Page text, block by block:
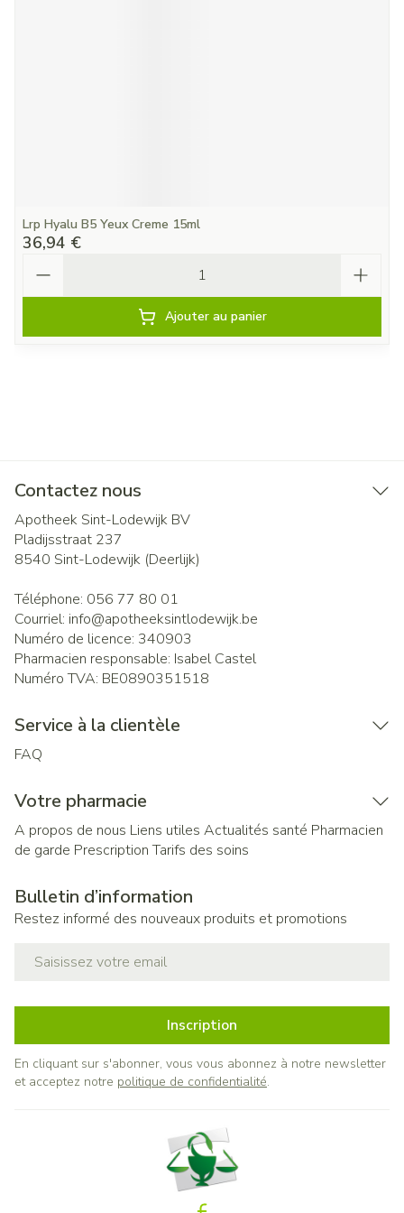
Lrp Hyalu B5 Yeux Creme 15ml
36,94 €
Ajouter au panier
Contactez nous
Apotheek Sint-Lodewijk BV
Pladijsstraat 237
8540 Sint-Lodewijk (Deerlijk)
Téléphone: 056 77 80 01
Courriel: info@apotheeksintlodewijk.be
Numéro de licence: 340903
Pharmacien responsable: Isabel Castel
Numéro TVA: BE0890351518
Service à la clientèle
FAQ
Votre pharmacie
A propos de nous Liens utiles Actualités santé Pharmacien
de garde Prescription Tarifs des soins
Bulletin d’information
Restez informé des nouveaux produits et promotions
Inscription
En cliquant sur s'abonner, vous vous abonnez à notre newsletter
et acceptez notre politique de confidentialité.